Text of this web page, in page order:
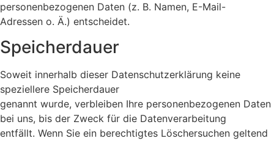
personenbezogenen Daten (z. B. Namen, E-Mail-
Adressen o. Ä.) entscheidet.
Speicherdauer
Soweit innerhalb dieser Datenschutzerklärung keine
speziellere Speicherdauer
genannt wurde, verbleiben Ihre personenbezogenen Daten
bei uns, bis der Zweck für die Datenverarbeitung
entfällt. Wenn Sie ein berechtigtes Löschersuchen geltend